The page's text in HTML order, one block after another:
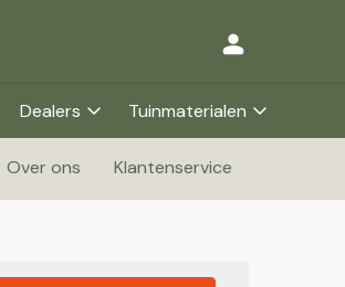
Dealers Tuinmaterialen
Over ons Klantenservice